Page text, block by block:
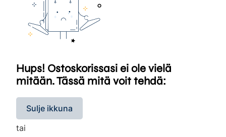
Hups! Ostoskorissasi ei ole vielä
mitään. Tässä mitä voit tehdä:
Sulje ikkuna
tai